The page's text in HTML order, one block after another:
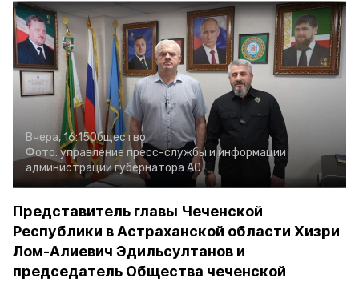
Вчера, 16:15Общество
Фото: управление пресс-службы и информации
администрации губернатора АО
Представитель главы Чеченской
Республики в Астраханской области Хизри
Лом-Алиевич Эдильсултанов и
председатель Общества чеченской